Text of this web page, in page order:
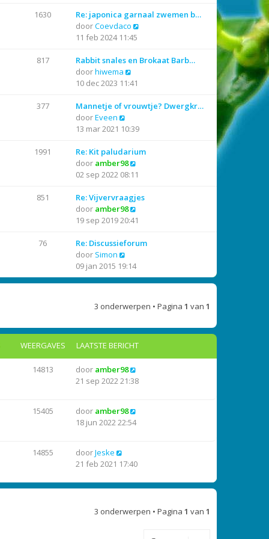
a
a
t
t
b
r
c
t
i
j
k
a
a
t
t
e
b
r
i
c
t
1630
Re: japonica garnaal zwemen b…
doorCoevdaco
i
a
t
r
t
11 feb 2024 11:45
817
Rabbit snales en Brokaat Barb…
doorhiwema
e
i
k
a
a
t
t
e
b
r
c
h
10 dec 2023 11:41
377
Mannetje of vrouwtje? Dwergkr…
doorEveen
e
i
j
k
a
a
t
t
b
e
c
t
13 mar 2021 10:39
1991
Re: Kit paludarium
door amber98
e
i
k
a
t
s
b
r
i
c
t
02 sep 2022 08:11
851
Re: Vijvervraagjes
door amber98
e
i
k
l
t
t
e
b
r
t
19 sep 2019 20:41
76
Re: Discussieforum
door Simon
e
k
k
a
a
t
s
t
e
r
h
09 jan 2015 19:14
3 onderwerpen • Pagina 1 van 1
WEERGAVES LAATSTE BERICHT
14813 door amber98
21 sep 2022 21:38
15405 door amber98
18 jun 2022 22:54
14855 doorJeske
21 feb 2021 17:40
3 onderwerpen • Pagina 1 van 1